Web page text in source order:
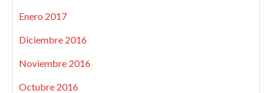
Enero 2017
Diciembre 2016
Noviembre 2016
Octubre 2016